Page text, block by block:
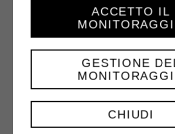
qualche amaretto
continuare cosi fino ad
bordo dello stampo.
Mettere il tiramisù con
amaretti in frigorifero per
di gustarlo.
CHIUDI
GESTIONE
ACCETTO IL